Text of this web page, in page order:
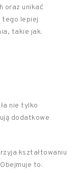
oraz unikać
tego lepiej
takie jak:
nie tylko
dodatkowe
kształtowaniu
to: